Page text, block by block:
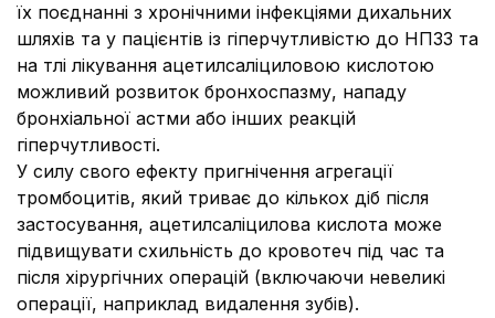
їх поєднанні з хронічними інфекціями дихальних
шляхів та у пацієнтів із гіперчутливістю до НПЗЗ та
на тлі лікування ацетилсаліциловою кислотою
можливий розвиток бронхоспазму, нападу
бронхіальної астми або інших реакцій
гіперчутливості.
У силу свого ефекту пригнічення агрегації
тромбоцитів, який триває до кількох діб після
застосування, ацетилсаліцилова кислота може
підвищувати схильність до кровотеч під час та
після хірургічних операцій (включаючи невеликі
операції, наприклад видалення зубів).